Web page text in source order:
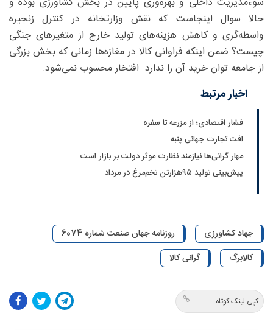
حالا سوال اینجاست که نقش وزارتخانه در کنترل زنجیره
واسطه‌گری و کاهش هزینه‌های تولید خارج از متغیر‌های جنگی
چیست؟ ضمن اینکه فراوانی کالا در مغازه‌ها زمانی که بخش بزرگی
از جامعه توان خرید آن را ندارد افتخار محسوب نمی‌شود.
اخبار مرتبط
فشار اقتصادی؛ از مزرعه تا سفره
افت تجارت جهانی پنبه
مهار گرانی‌ها نیازمند نظارت موثر دولت بر بازار است
پیش‌بینی تولید ۹۵‌هزارتن تخم‌مرغ در مرداد
جهاد کشاورزی
روزنامه جهان صنعت شماره 6074
کالابرگ
گرانی کالا
کپی لینک کوتاه